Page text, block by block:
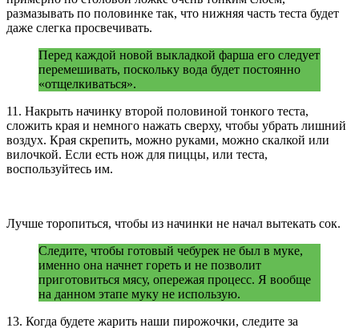
размазывать по половинке так, что нижняя часть теста будет
даже слегка просвечивать.
Перед каждой новой выкладкой фарша его следует
перемешивать, поскольку вода будет постоянно
«отщелкиваться».
11. Накрыть начинку второй половиной тонкого теста,
сложить края и немного нажать сверху, чтобы убрать лишний
воздух. Края скрепить, можно руками, можно скалкой или
вилочкой. Если есть нож для пиццы, или теста,
воспользуйтесь им.
Лучше торопиться, чтобы из начинки не начал вытекать сок.
Следите, чтобы готовый чебурек не был в муке,
именно она начнет гореть и не позволит
приготовиться мясу, опережая процесс. Я вообще
на данном этапе муку не использую.
13. Когда будете жарить наши пирожочки, следите за